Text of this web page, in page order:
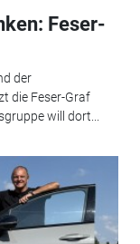
Feser-
der
die Feser-Graf
will dort...